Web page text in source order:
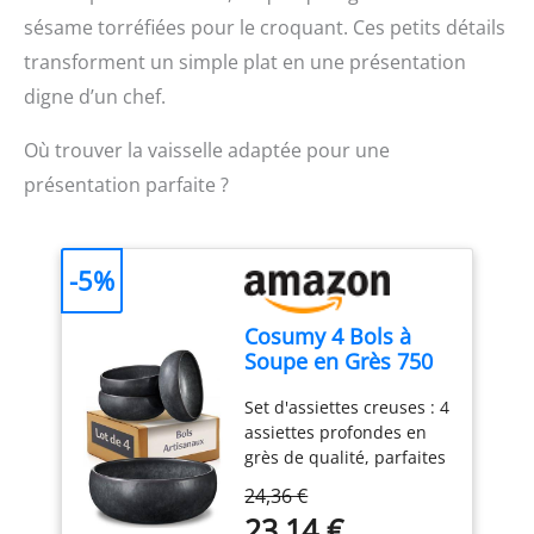
à la protection de
l’environnement et à la
réduction des déchets
résistantes au lave-
vaisselle pour une
DANS LA BOÎTE : Pied
mixeur Moulinex
Turbomix, gobelet de 800
sésame torréfiées pour le croquant. Ces petits détails
transforment un simple plat en une présentation
digne d’un chef.
Où trouver la vaisselle adaptée pour une
présentation parfaite ?
Cosumy 4 Bols à
Soupe en Grès 750
– Petit Déjeuner
Set d'assiettes creuses : 4
assiettes profondes en
grès de qualité, parfaites
spaghettis ou soupes.
24,36 €
-5%